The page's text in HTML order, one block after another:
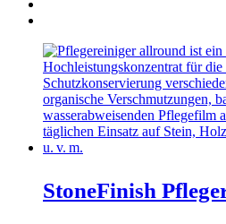
StoneFinish